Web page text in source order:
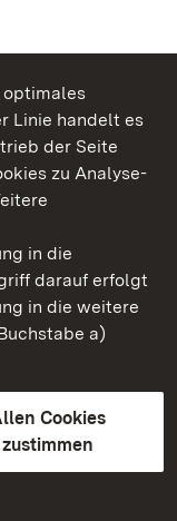
optimales
Linie handelt es
der Seite
zu Analyse-
in die
darauf erfolgt
in die weitere
a)
Cookies
zustimmen
Württemberg